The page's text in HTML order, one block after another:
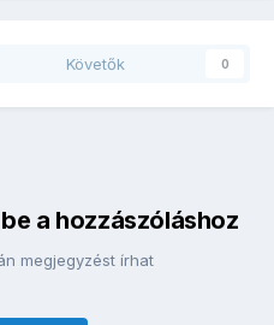
Követők 0
a hozzászóláshoz
megjegyzést írhat